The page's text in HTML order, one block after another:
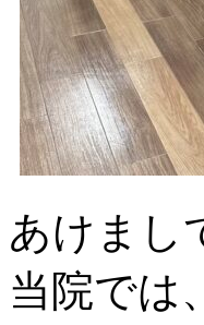
あけまし
当院では